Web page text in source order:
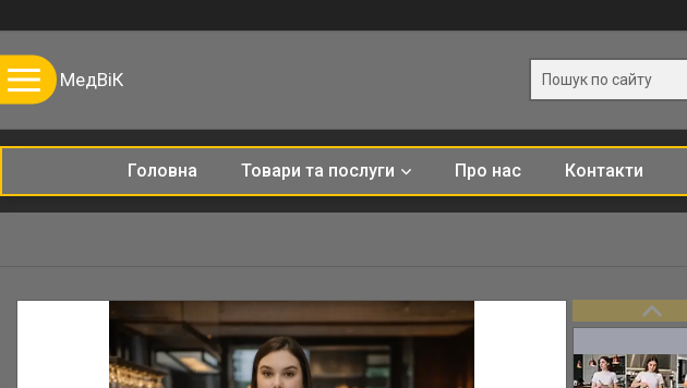
МедВіК
Головна Товари та послуги Про нас Контакти